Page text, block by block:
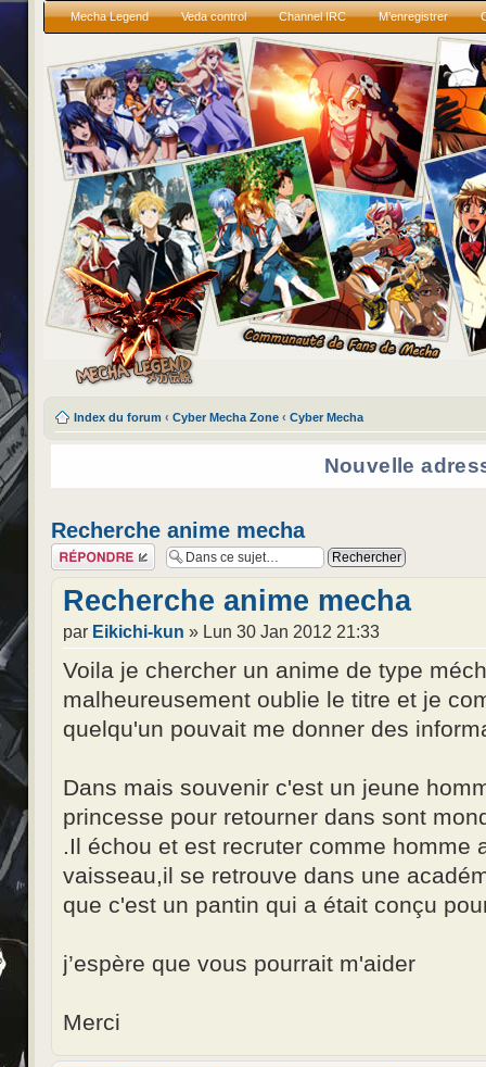
Mecha Legend Veda control Channel IRC M’enregistrer
Index du forum ‹ Cyber Mecha Zone ‹ Cyber Mecha
Nouvelle
Recherche anime mecha
Répondre
Recherche anime mecha
par Eikichi-kun » Lun 30 Jan 2012 21:33
Voila je chercher un anime de type
malheureusement oublie le titre et je
quelqu'un pouvait me donner des
Dans mais souvenir c'est un jeune
princesse pour retourner dans sont
.Il échou et est recruter comme homme
vaisseau,il se retrouve dans une
que c'est un pantin qui a était conçu
j’espère que vous pourrait m'aider
Merci